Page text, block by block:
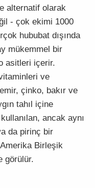
alternatif olarak
- çok ekimi 1000
hububat dışında
mükemmel bir
asitleri içerir.
ve
çinko, bakır ve
tahıl içine
ancak aynı
da pirinç bir
Birleşik
görülür.